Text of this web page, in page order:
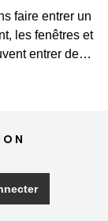
faire entrer un
les fenêtres et
entrer des
de qualité
et peut
Si, outre les